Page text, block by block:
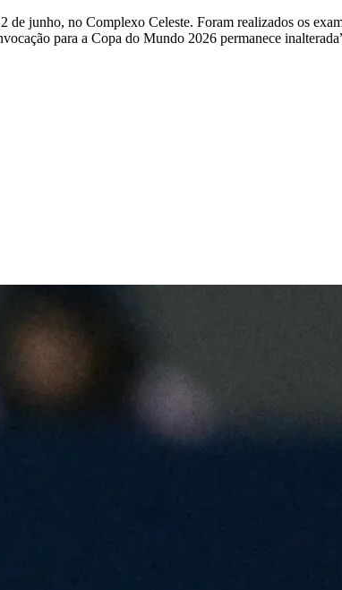
junho, no Complexo Celeste. Foram realizados os
para a Copa do Mundo 2026 permanece